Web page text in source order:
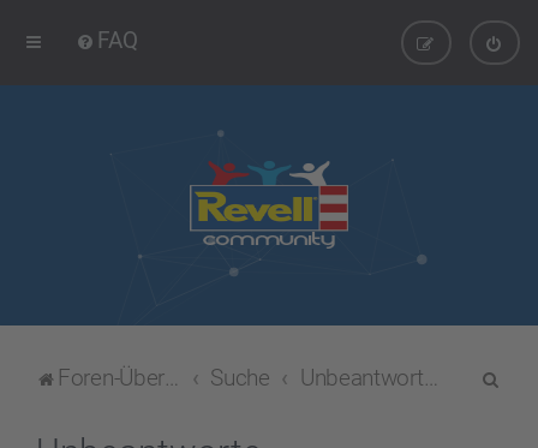
FAQ
Foren-Übersicht Suche Unbeantwortete Themen